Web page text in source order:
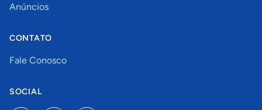
Anúncios
CONTATO
Fale Conosco
SOCIAL